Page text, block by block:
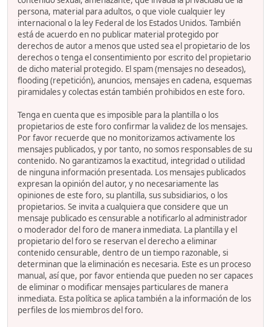
persona, material para adultos, o que viole cualquier ley
internacional o la ley Federal de los Estados Unidos. También
está de acuerdo en no publicar material protegido por
derechos de autor a menos que usted sea el propietario de los
derechos o tenga el consentimiento por escrito del propietario
de dicho material protegido. El spam (mensajes no deseados),
flooding (repetición), anuncios, mensajes en cadena, esquemas
piramidales y colectas están también prohibidos en este foro.
Tenga en cuenta que es imposible para la plantilla o los
propietarios de este foro confirmar la validez de los mensajes.
Por favor recuerde que no monitorizamos activamente los
mensajes publicados, y por tanto, no somos responsables de su
contenido. No garantizamos la exactitud, integridad o utilidad
de ninguna información presentada. Los mensajes publicados
expresan la opinión del autor, y no necesariamente las
opiniones de este foro, su plantilla, sus subsidiarios, o los
propietarios. Se invita a cualquiera que considere que un
mensaje publicado es censurable a notificarlo al administrador
o moderador del foro de manera inmediata. La plantilla y el
propietario del foro se reservan el derecho a eliminar
contenido censurable, dentro de un tiempo razonable, si
determinan que la eliminación es necesaria. Este es un proceso
manual, así que, por favor entienda que pueden no ser capaces
de eliminar o modificar mensajes particulares de manera
inmediata. Esta política se aplica también a la información de los
perfiles de los miembros del foro.